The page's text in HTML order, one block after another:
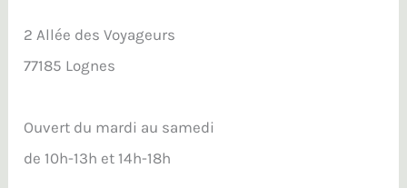
2 Allée des Voyageurs
77185 Lognes
Ouvert du mardi au samedi
de 10h-13h et 14h-18h